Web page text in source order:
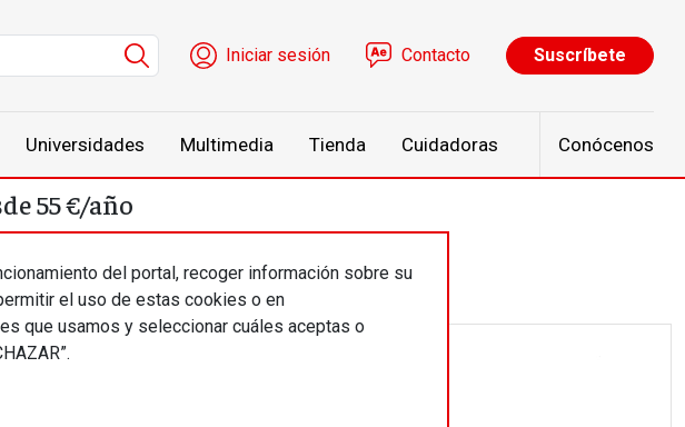
Menú de cuenta de usuario
Iniciar sesión Contacto Suscríbete
Universidades Multimedia Tienda Cuidadoras Conócenos
del portal, recoger información sobre su
el uso de estas cookies o en
que usamos y seleccionar cuáles aceptas o
55 €/año